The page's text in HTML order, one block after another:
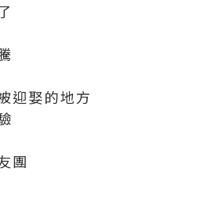
迎娶的地方
團